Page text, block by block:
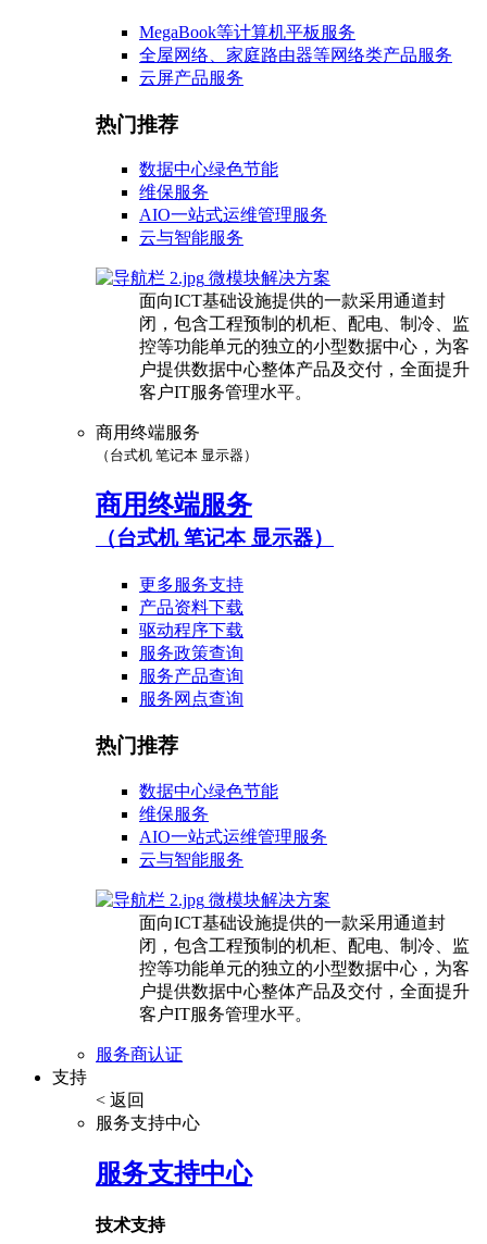
MegaBook等计算机平板服务
全屋网络、家庭路由器等网络类产品服务
云屏产品服务
热门推荐
数据中心绿色节能
维保服务
AIO一站式运维管理服务
云与智能服务
微模块解决方案
面向ICT基础设施提供的一款采用通道封
闭，包含工程预制的机柜、配电、制冷、监
控等功能单元的独立的小型数据中心，为客
户提供数据中心整体产品及交付，全面提升
客户IT服务管理水平。
商用终端服务
（台式机 笔记本 显示器）
商用终端服务
（台式机 笔记本 显示器）
更多服务支持
产品资料下载
驱动程序下载
服务政策查询
服务产品查询
服务网点查询
热门推荐
数据中心绿色节能
维保服务
AIO一站式运维管理服务
云与智能服务
微模块解决方案
面向ICT基础设施提供的一款采用通道封
闭，包含工程预制的机柜、配电、制冷、监
控等功能单元的独立的小型数据中心，为客
户提供数据中心整体产品及交付，全面提升
客户IT服务管理水平。
服务商认证
支持
< 返回
服务支持中心
服务支持中心
技术支持